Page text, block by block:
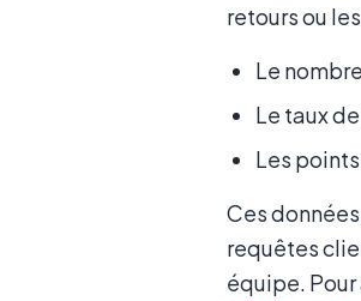
retours ou
Le
Le taux
Les
Ces
requêtes
équipe.